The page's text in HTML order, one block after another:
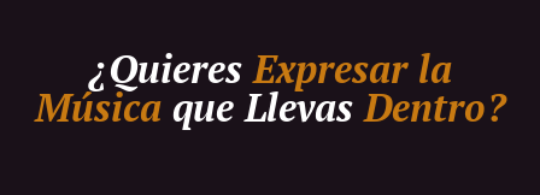
¿QuieresExpresar la
Música que LlevasDentro?